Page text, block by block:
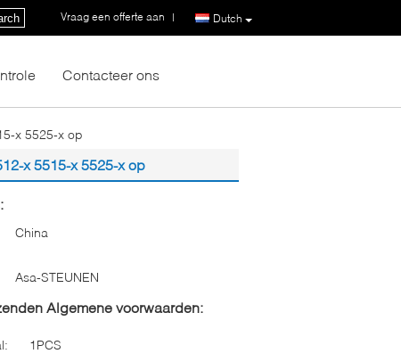
Dutch
Vraag een offerte aan |
Contacteer ons
x 5525-x op
x 5515-x 5525-x op
China
Asa-STEUNEN
Algemene voorwaarden:
1PCS